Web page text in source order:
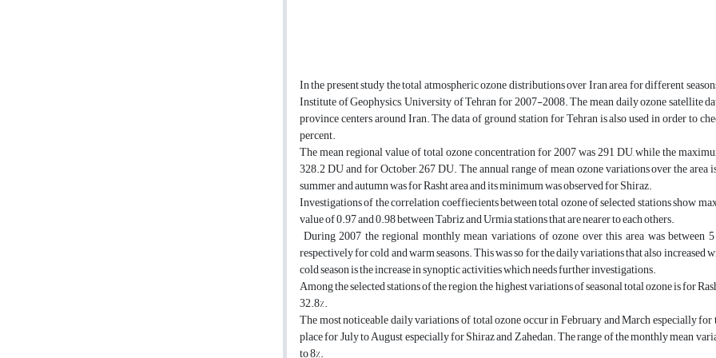
In the present study the total atmospheric ozone distributions over Iran area for different
Institute of Geophysics, University of Tehran for 2007-2008. The mean daily ozone satellite
province centers around Iran. The data of ground station for Tehran is also used in order to
percent.
The mean regional value of total ozone concentration for 2007 was 291 DU, while the
328.2 DU and for October, 267 DU. The annual range of mean ozone variations over the
summer and autumn was for Rasht area and its minimum was observed for Shiraz.
Investigations of the correlation coeffiecients between total ozone of selected stations show
value of 0.97 and 0.98 between Tabriz and Urmia stations that are nearer to each others.
During 2007 the regional monthly mean variations of ozone over this area was
respectively for cold and warm seasons. This was so for the daily variations that also
cold season is the increase in synoptic activities which needs further investigations.
Among the selected stations of the region, the highest variations of seasonal total ozone is for
32.8%.
The most noticeable daily variations of total ozone occur in February and March especially
place for July to August especially for Shiraz and Zahedan. The range of the monthly mean